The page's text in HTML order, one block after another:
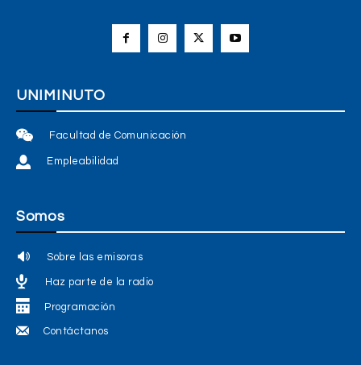
UNIMINUTO
Facultad de Comunicación
Empleabilidad
Somos
Sobre las emisoras
Haz parte de la radio
Programación
Contáctanos